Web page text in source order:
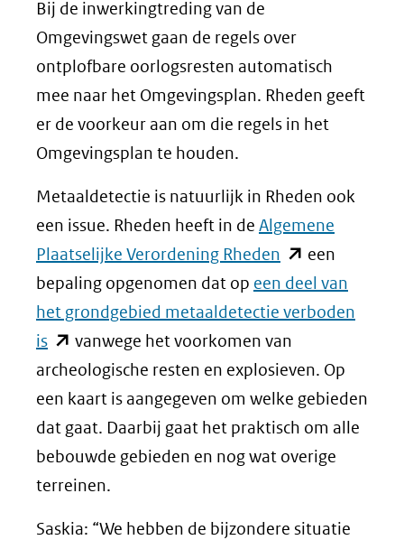
Bij de inwerkingtreding van de
Omgevingswet gaan de regels over
ontplofbare oorlogsresten automatisch
mee naar het Omgevingsplan. Rheden geeft
er de voorkeur aan om die regels in het
Omgevingsplan te houden.
Metaaldetectie is natuurlijk in Rheden ook
een issue. Rheden heeft in de Algemene
Plaatselijke Verordening Rheden (opent
in
nieuw
venster)
(verwijst
naar
een
andere
een
bepaling opgenomen dat op een deel van
het grondgebied metaaldetectie verboden
is(opent
in
nieuw
venster)
(verwijst
naar
vanwege het voorkomen van
archeologische resten en explosieven. Op
een kaart is aangegeven om welke gebieden
dat gaat. Daarbij gaat het praktisch om alle
bebouwde gebieden en nog wat overige
terreinen.
Saskia: “We hebben de bijzondere situatie